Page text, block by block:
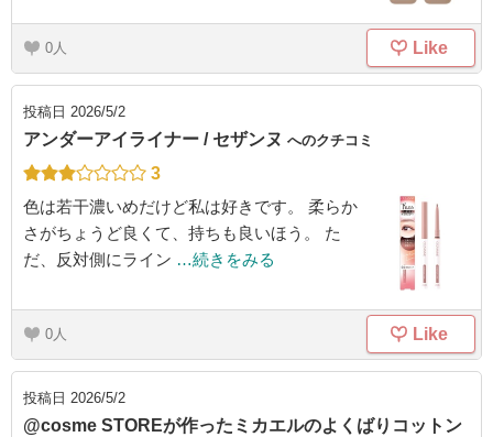
0 Like
投稿日 2026/5/2
アンダーアイライナー / セザンヌ へのクチコミ
3
色は若干濃いめだけど私は好きです。 柔らか
さがちょうど良くて、持ちも良いほう。 た
だ、反対側にライン …続きをみる
0 Like
投稿日 2026/5/2
@cosme STOREが作ったミカエルのよくばりコットン